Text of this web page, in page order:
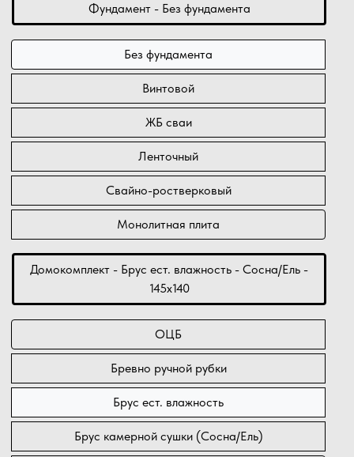
Фундамент - Без фундамента
Без фундамента
Винтовой
ЖБ сваи
Ленточный
Свайно-ростверковый
Монолитная плита
Домокомплект - Брус ест. влажность - Сосна/Ель -
145х140
ОЦБ
Бревно ручной рубки
Брус ест. влажность
Брус камерной сушки (Сосна/Ель)